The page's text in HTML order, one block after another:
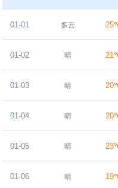
01-01 多云
01-02 晴
01-03 晴
01-04 晴
01-05 晴
01-06 晴